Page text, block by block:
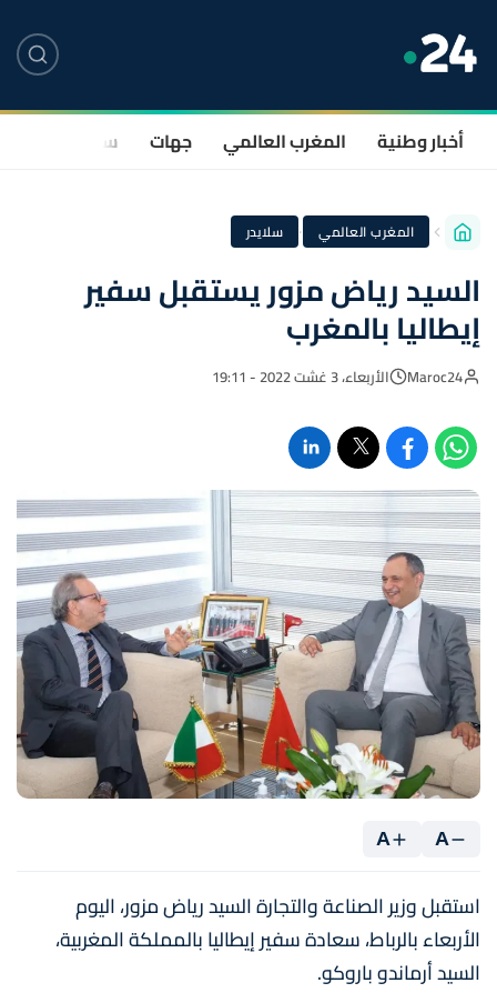
أخبار وطنية المغرب العالمي جهات سياسة
المغرب العالمي · سلايدر
السيد رياض مزور يستقبل سفير
إيطاليا بالمغرب
Maroc24 الأربعاء، 3 غشت 2022 - 19:11
A
A
استقبل وزير الصناعة والتجارة السيد رياض مزور، اليوم
الأربعاء بالرباط، سعادة سفير إيطاليا بالمملكة المغربية،
السيد أرماندو باروكو.